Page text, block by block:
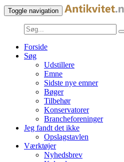
Toggle navigation
Forside
Søg
Udstillere
Emne
Sidste nye emner
Bøger
Tilbehør
Konservatorer
Brancheforeninger
Jeg fandt det ikke
Opslagstavlen
Værktøjer
Nyhedsbrev